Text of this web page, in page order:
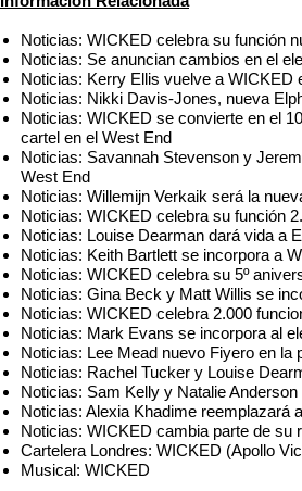
Noticias: WICKED celebra su función
Noticias: Se anuncian cambios en el
Noticias: Kerry Ellis vuelve a WICKED
Noticias: Nikki Davis-Jones, nueva
Noticias: WICKED se convierte en el
cartel en el West End
Noticias: Savannah Stevenson y
West End
Noticias: Willemijn Verkaik será la
Noticias: WICKED celebra su función
Noticias: Louise Dearman dará vida a
Noticias: Keith Bartlett se incorpora a
Noticias: WICKED celebra su 5º
Noticias: Gina Beck y Matt Willis se
Noticias: WICKED celebra 2.000
Noticias: Mark Evans se incorpora al
Noticias: Lee Mead nuevo Fiyero en
Noticias: Rachel Tucker y Louise
Noticias: Sam Kelly y Natalie
Noticias: Alexia Khadime reemplazará
Noticias: WICKED cambia parte de su
Cartelera Londres: WICKED (Apollo
Musical: WICKED